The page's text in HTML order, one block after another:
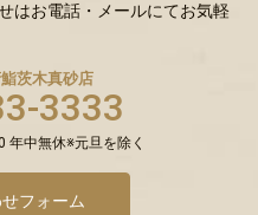
はお電話・メールにてお気軽
茨木真砂店
3333
年中無休※元旦を除く
フォーム